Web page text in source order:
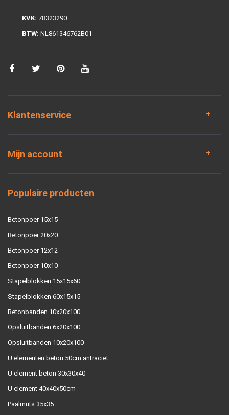
KVK: 78323290
BTW: NL861346762B01
Klantenservice
Mijn account
Populaire producten
Betonpoer 15x15
Betonpoer 20x20
Betonpoer 12x12
Betonpoer 10x10
Stapelblokken 15x15x60
Stapelblokken 60x15x15
Betonbanden 10x20x100
Opsluitbanden 6x20x100
Opsluitbanden 10x20x100
U elementen beton 50cm antraciet
U element beton 30x30x40
U element 40x40x50cm
Paalmuts 35x35